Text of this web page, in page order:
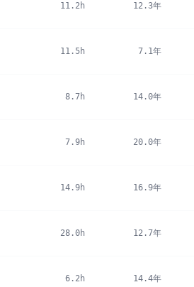
11.2h 12.3年
11.5h 7.1年
8.7h 14.0年
7.9h 20.0年
14.9h 16.9年
28.0h 12.7年
6.2h 14.4年